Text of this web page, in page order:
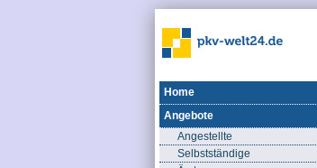
Home
Angebote
Angestellte
Selbstständige